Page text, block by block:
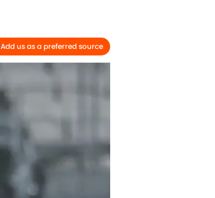
Add us as a preferred source